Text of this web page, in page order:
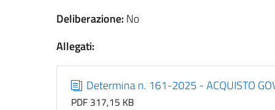
Deliberazione:No
Allegati:
Determina n. 161-2025 - ACQUISTO
PDF 317,15 KB